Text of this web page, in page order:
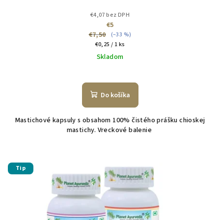
€4,07 bez DPH
€5
€7,50
(–33 %)
Jednotková
cena:
€0,25 / 1 ks
Skladom
Do košíka
Mastichové kapsuly s obsahom 100% čistého prášku chioskej
mastichy. Vreckové balenie
Tip